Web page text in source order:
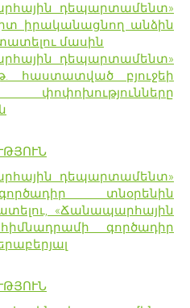
դեպարտամենտ»
իրականացնող անձին
մասին
դեպարտամենտ»
հաստատված բյուջեի
դեպարտամենտ»
տնօրենին
«Ճանապարհային
գործադիր